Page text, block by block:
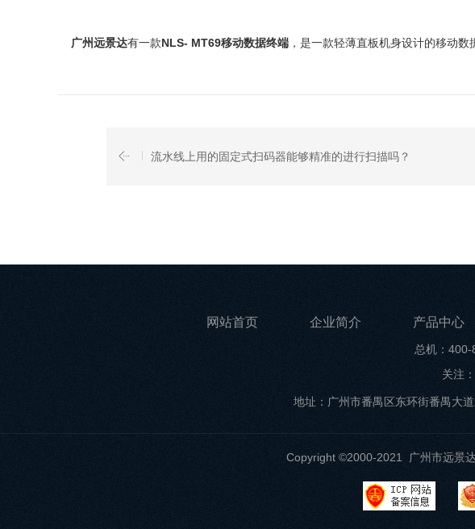
广州远景达有一款NLS- MT69移动数据终端 ，是一款轻薄直板机身设计的移动
流水线上用的固定式扫码器能够精准的进行扫描吗？
网站首页 企业简介 产品中心
总机：
关注：
地址：广州市番禺区东环街番禺大
Copyright ©2000-2021 广州市远景